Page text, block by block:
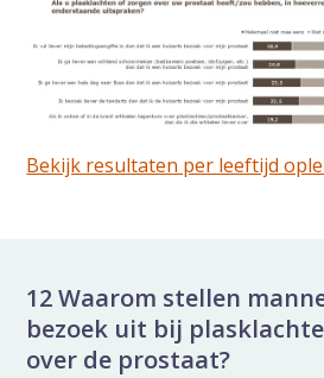
Bekijk resultaten per leeftijd
12 Waarom stellen
bezoek uit bij
over de prostaat?